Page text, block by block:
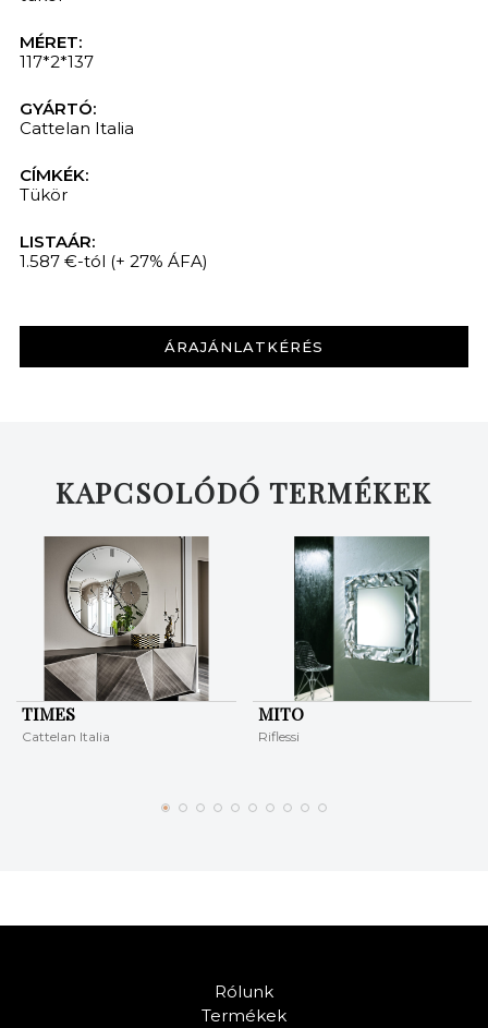
MÉRET:
117*2*137
GYÁRTÓ:
Cattelan Italia
CÍMKÉK:
Tükör
LISTAÁR:
1.587 €-tól (+ 27% ÁFA)
ÁRAJÁNLATKÉRÉS
KAPCSOLÓDÓ TERMÉKEK
TIMES
Cattelan Italia
MITO
Riflessi
Rólunk
Termékek